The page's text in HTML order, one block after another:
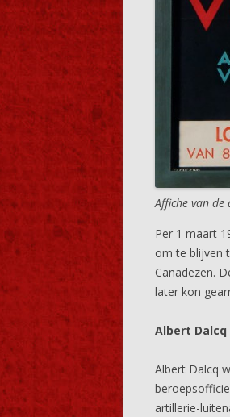
Affiche van
Per 1 maart
om te blijven
Canadezen.
later kon
Albert Dalcq
Albert Dalcq
artillerie-